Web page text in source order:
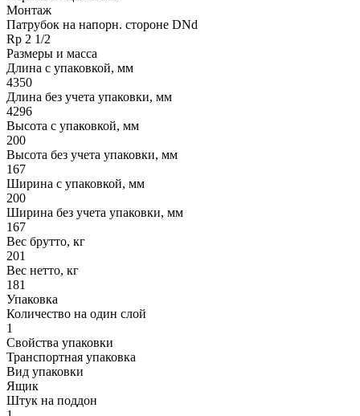
Монтаж
Патрубок на напорн. стороне DNd
Rp 2 1/2
Размеры и масса
Длина с упаковкой, мм
4350
Длина без учета упаковки, мм
4296
Высота с упаковкой, мм
200
Высота без учета упаковки, мм
167
Ширина с упаковкой, мм
200
Ширина без учета упаковки, мм
167
Вес брутто, кг
201
Вес нетто, кг
181
Упаковка
Количество на один слой
1
Свойства упаковки
Транспортная упаковка
Вид упаковки
Ящик
Штук на поддон